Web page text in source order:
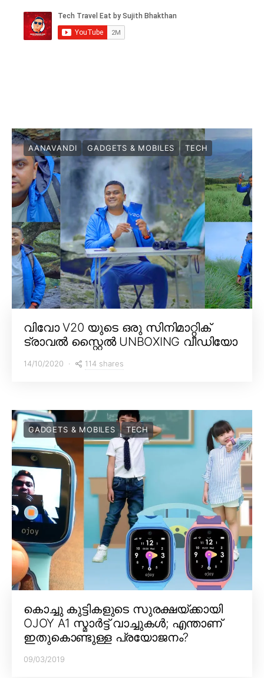
AANAVANDI GADGETS & MOBILES TECH
വിവോ V20 യുടെ ഒരു സിനിമാറ്റിക്
ട്രാവൽ സ്റ്റൈൽ UNBOXING വീഡിയോ
14/10/2020 114 shares
GADGETS & MOBILES TECH
കൊച്ചു കുട്ടികളുടെ സുരക്ഷയ്ക്കായി
OJOY A1 സ്മാർട്ട് വാച്ചുകൾ; എന്താണ്
ഇതുകൊണ്ടുള്ള പ്രയോജനം?
09/03/2019